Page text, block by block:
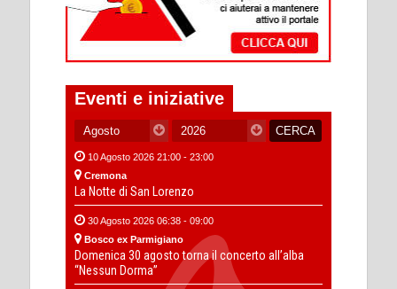
Eventi e iniziative
10 Agosto 2026 21:00 - 23:00
Cremona
La Notte di San Lorenzo
30 Agosto 2026 06:38 - 09:00
Bosco ex Parmigiano
Domenica 30 agosto torna il concerto all’alba
“Nessun Dorma”